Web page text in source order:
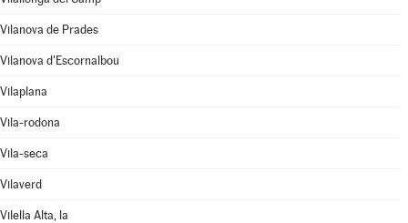
Vilanova de Prades
Vilanova d'Escornalbou
Vilaplana
Vila-rodona
Vila-seca
Vilaverd
Vilella Alta, la